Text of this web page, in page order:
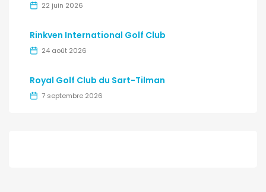
22 juin 2026
Rinkven International Golf Club
24 août 2026
Royal Golf Club du Sart-Tilman
7 septembre 2026